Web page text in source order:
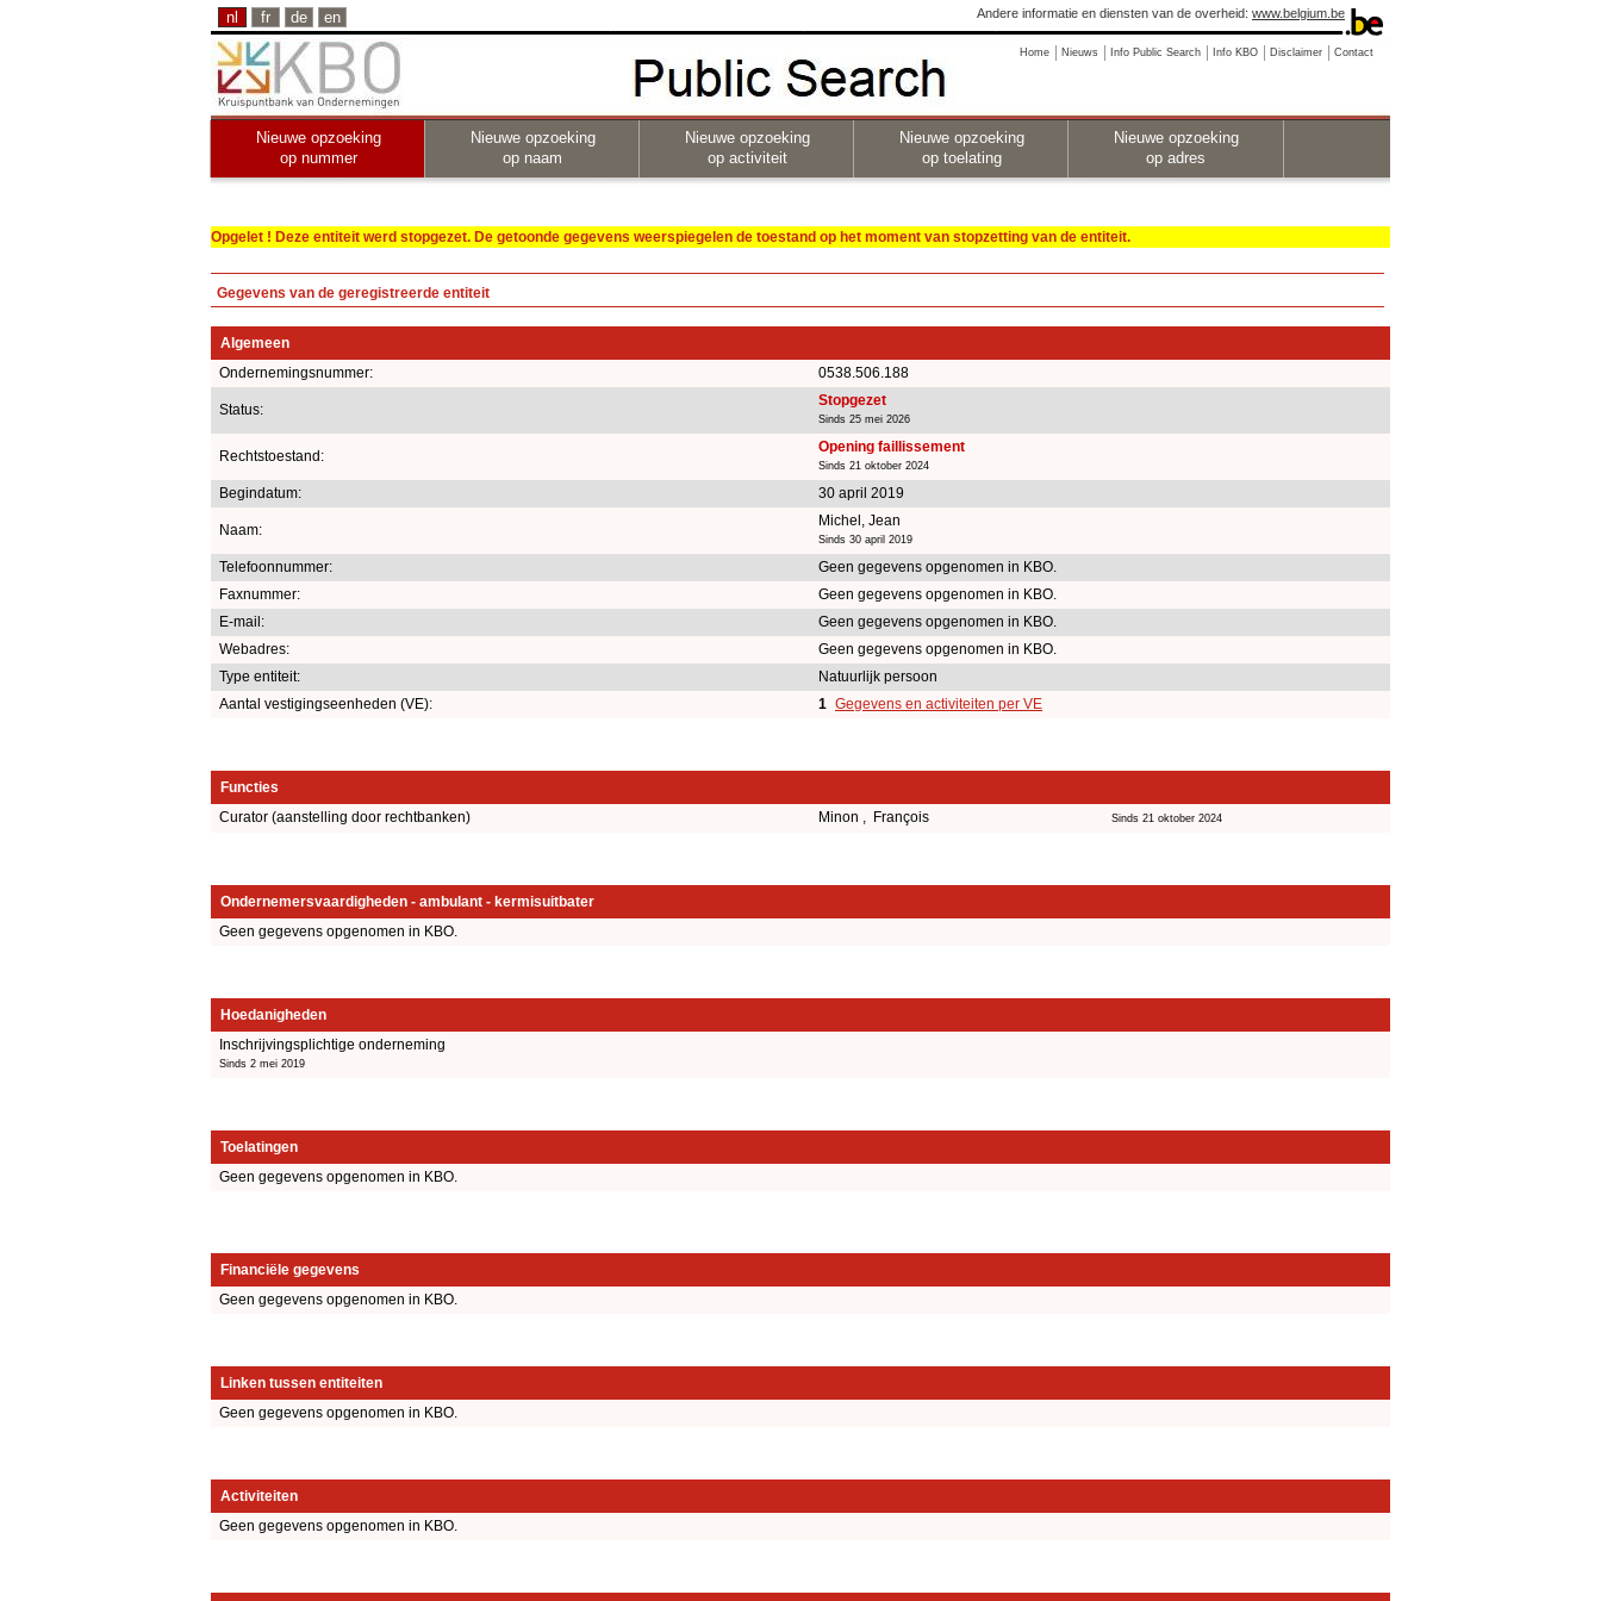
nl fr de en Andere informatie en diensten van de overheid: www.belgium.be
Home Nieuws Info Public Search Info KBO Disclaimer Contact
Nieuwe opzoeking
op nummer
Nieuwe opzoeking
op naam
Nieuwe opzoeking
op activiteit
Nieuwe opzoeking
op toelating
Nieuwe opzoeking
op adres
Opgelet ! Deze entiteit werd stopgezet. De getoonde gegevens weerspiegelen de toestand op het moment van stopzetting van de entiteit.
Gegevens van de geregistreerde entiteit
Algemeen
Ondernemingsnummer:
0538.506.188
Status:
Stopgezet
Sinds 25 mei 2026
Rechtstoestand:
Opening faillissement
Sinds 21 oktober 2024
Begindatum: 30 april 2019
Naam:
Michel, Jean
Sinds 30 april 2019
Telefoonnummer:
Geen gegevens opgenomen in KBO.
Faxnummer:
Geen gegevens opgenomen in KBO.
E-mail:
Geen gegevens opgenomen in KBO.
Webadres:
Geen gegevens opgenomen in KBO.
Type entiteit:
Natuurlijk persoon
Aantal vestigingseenheden (VE):
1 Gegevens en activiteiten per VE
Functies
Curator (aanstelling door rechtbanken)
Minon , François Sinds 21 oktober 2024
Ondernemersvaardigheden - ambulant - kermisuitbater
Geen gegevens opgenomen in KBO.
Hoedanigheden
Inschrijvingsplichtige onderneming
Sinds 2 mei 2019
Toelatingen
Geen gegevens opgenomen in KBO.
Financiële gegevens
Geen gegevens opgenomen in KBO.
Linken tussen entiteiten
Geen gegevens opgenomen in KBO.
Activiteiten
Geen gegevens opgenomen in KBO.